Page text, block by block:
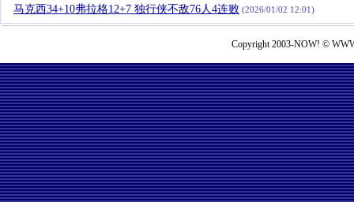
马克西34+10弗拉格12+7 独行侠不敌76人4连败 (2026/01/02 12:01)
Copyright 2003-NOW! ©